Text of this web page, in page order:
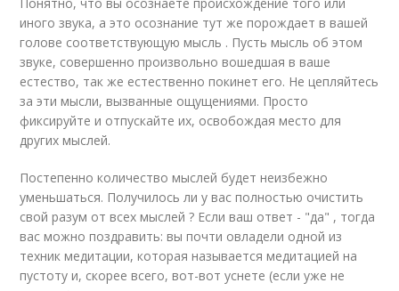
иного звука, а это осознание тут же порождает в вашей
голове соответствующую мысль . Пусть мысль об этом
звуке, совершенно произвольно вошедшая в ваше
естество, так же естественно покинет его. Не цепляйтесь
за эти мысли, вызванные ощущениями. Просто
фиксируйте и отпускайте их, освобождая место для
других мыслей.
Постепенно количество мыслей будет неизбежно
уменьшаться. Получилось ли у вас полностью очистить
свой разум от всех мыслей ? Если ваш ответ - "да" , тогда
вас можно поздравить: вы почти овладели одной из
техник медитации, которая называется медитацией на
пустоту и, скорее всего, вот-вот уснете (если уже не